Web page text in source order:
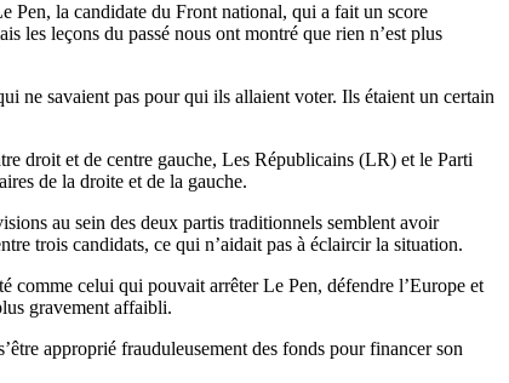
Pen, la candidate du Front national, qui a fait un score
les leçons du passé nous ont montré que rien n’est plus
ne savaient pas pour qui ils allaient voter. Ils étaient un certain
droit et de centre gauche, Les Républicains (LR) et le Parti
de la droite et de la gauche.
au sein des deux partis traditionnels semblent avoir
trois candidats, ce qui n’aidait pas à éclaircir la situation.
comme celui qui pouvait arrêter Le Pen, défendre l’Europe et
gravement affaibli.
approprié frauduleusement des fonds pour financer son